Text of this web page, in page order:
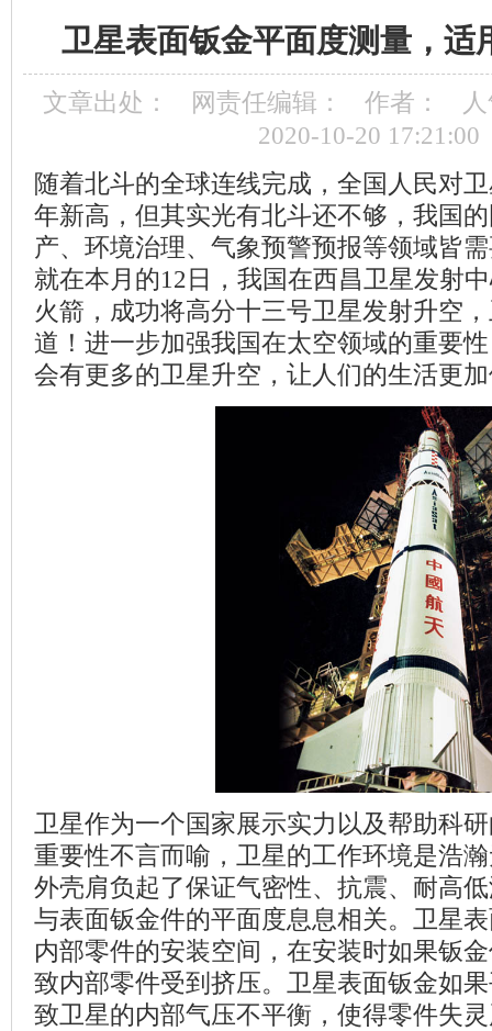
卫星表面钣金平面度测量，适
文章出处： 网责任编辑： 作者：
2020-10-20 17:21:00
随着北斗的全球连线完成，全国人民对
年新高，但其实光有北斗还不够，我国
产、环境治理、气象预警预报等领域皆
就在本月的12 日，我国在西昌卫星发射
火箭，成功将高分十三号卫星发射升空
道！进一步加强我国在太空领域的重要
会有更多的卫星升空，让人们的生活更
卫星作为一个国家展示实力以及帮助科
重要性不言而喻，卫星的工作环境是浩
外壳肩负起了保证气密性、抗震、耐高
与表面钣金件的平面度息息相关。卫星
内部零件的安装空间，在安装时如果钣
致内部零件受到挤压。卫星表面钣金如
致卫星的内部气压不平衡，使得零件失